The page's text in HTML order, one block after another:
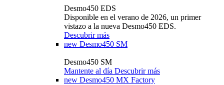
Desmo450 EDS
Disponible en el verano de 2026, un primer
vistazo a la nueva Desmo450 EDS.
Descubrir más
new Desmo450 SM
Desmo450 SM
Mantente al día Descubrir más
new Desmo450 MX Factory